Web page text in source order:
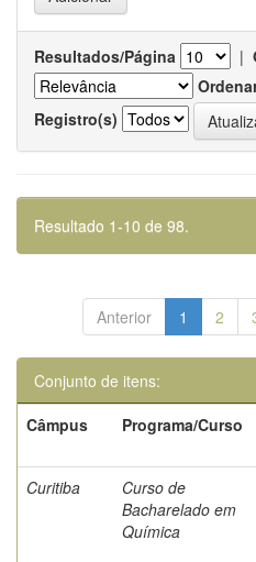
Resultados/Página |
Registro(s)
Resultado 1-10 de 98.
Anterior 1 2
Conjunto de itens:
Câmpus
Programa/Curso
Curitiba
Curso de
Bacharelado em
Química